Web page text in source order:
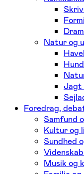
Natur og
Jagt
Foredrag,
Samfund
Kultur og
Sundhed
Musik og